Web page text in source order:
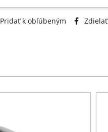
Pridať k obľúbeným Zdielať